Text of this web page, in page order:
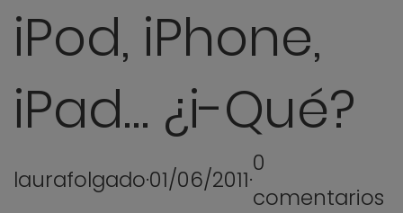
iPod, iPhone,
iPad… ¿i-Qué?
laurafolgado·01/06/2011·
0
comentarios